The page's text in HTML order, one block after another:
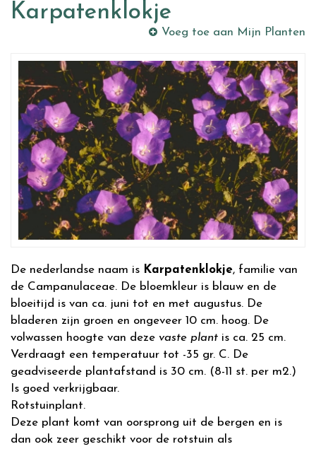
Karpatenklokje
Voeg toe aan Mijn Planten
De nederlandse naam is Karpatenklokje, familie van
de Campanulaceae. De bloemkleur is blauw en de
bloeitijd is van ca. juni tot en met augustus. De
bladeren zijn groen en ongeveer 10 cm. hoog. De
volwassen hoogte van deze vaste plant is ca. 25 cm.
Verdraagt een temperatuur tot -35 gr. C. De
geadviseerde plantafstand is 30 cm. (8-11 st. per m2.)
Is goed verkrijgbaar.
Rotstuinplant.
Deze plant komt van oorsprong uit de bergen en is
dan ook zeer geschikt voor de rotstuin als